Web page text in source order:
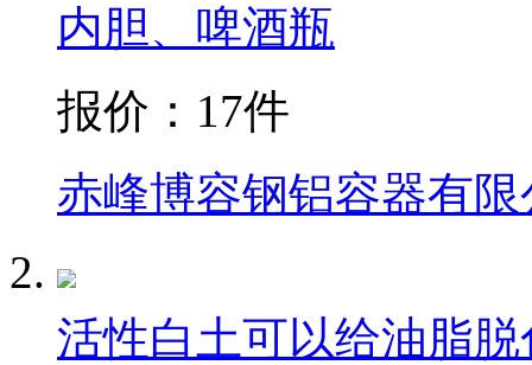
内胆、啤酒瓶
报价： 17件
赤峰博容钢铝容器有限
活性白土可以给油脂脱